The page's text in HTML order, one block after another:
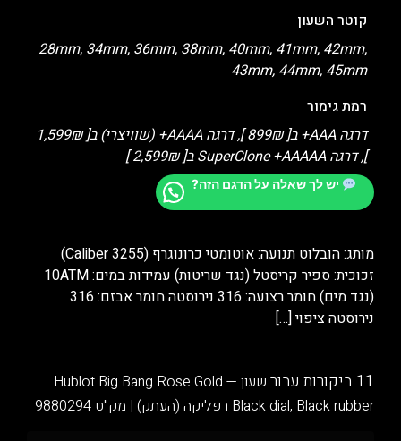
קוטר השעון
28mm, 34mm, 36mm, 38mm, 40mm, 41mm, 42mm,
43mm, 44mm, 45mm
רמת גימור
דרגה AAA+ ב[ 899₪ ], דרגה AAAA+ (שוויצרי) ב[ 1,599₪
], דרגה SuperClone +AAAAA ב[ 2,599₪ ]
יש לך שאלה על הדגם הזה?
מותג: הובלוט תנועה: אוטומטי כרונוגרף (Caliber 3255)
זכוכית: ספיר קריסטל (נגד שריטות) עמידות במים: 10ATM
(נגד מים) חומר רצועה: 316 נירוסטה חומר אבזם: 316
נירוסטה ציפוי […]
11 ביקורות עבור
שעון Hublot Big Bang Rose Gold —
Black dial, Black rubber רפליקה (העתק) | מק"ט 9880294